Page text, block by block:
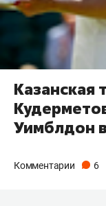
Казанская
Уимблдон
Комментарии 6